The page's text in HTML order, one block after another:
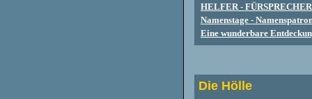
HELFER - FÜRSPRECHER
Namenstage -
Eine wunderbare
Die Hölle